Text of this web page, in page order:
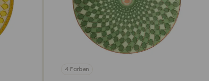
4 Farben